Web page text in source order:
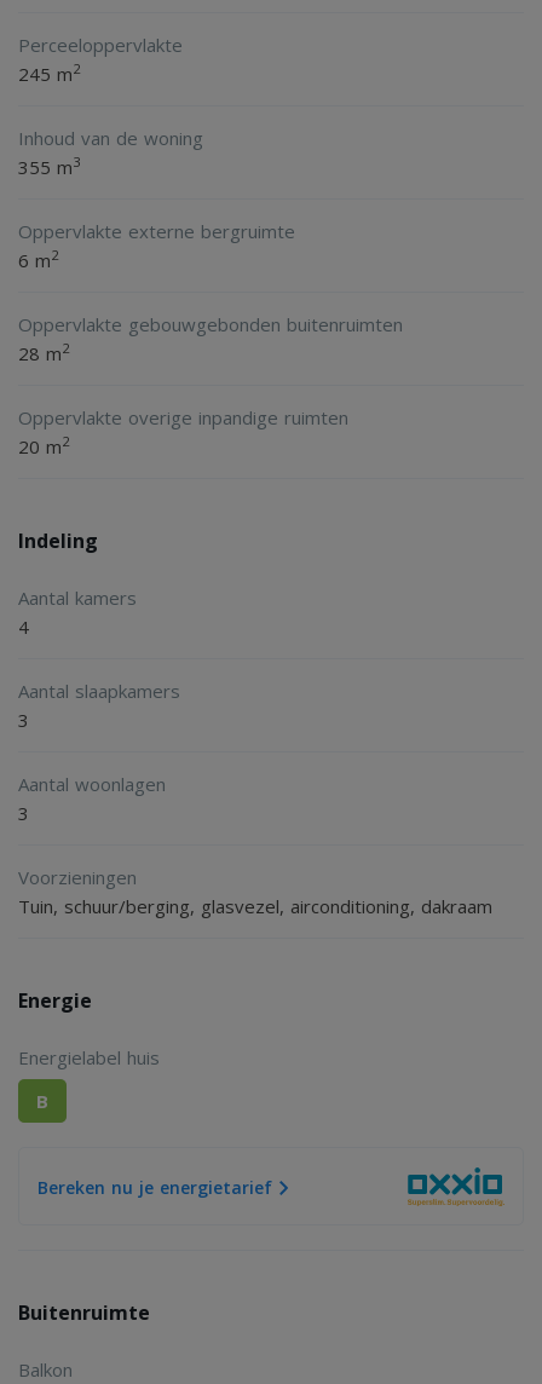
Perceeloppervlakte
245 m2
Inhoud van de woning
355 m3
Oppervlakte externe bergruimte
6 m2
Oppervlakte gebouwgebonden buitenruimten
28 m2
Oppervlakte overige inpandige ruimten
20 m2
Indeling
Aantal kamers
4
Aantal slaapkamers
3
Aantal woonlagen
3
Voorzieningen
Tuin, schuur/berging, glasvezel, airconditioning, dakraam
Energie
Energielabel huis
B
Bereken nu je energietarief
Buitenruimte
Balkon